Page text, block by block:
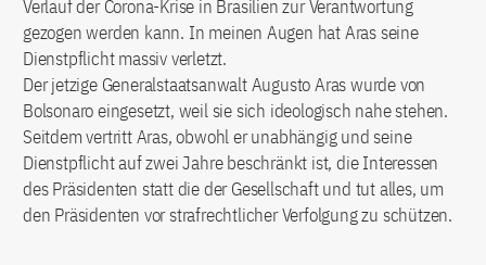
Verlauf der Corona-Krise in Brasilien zur Verantwortung
gezogen werden kann. In meinen Augen hat Aras seine
Dienstpflicht massiv verletzt.
Der jetzige Generalstaatsanwalt Augusto Aras wurde von
Bolsonaro eingesetzt, weil sie sich ideologisch nahe stehen.
Seitdem vertritt Aras, obwohl er unabhängig und seine
Dienstpflicht auf zwei Jahre beschränkt ist, die Interessen
des Präsidenten statt die der Gesellschaft und tut alles, um
den Präsidenten vor strafrechtlicher Verfolgung zu schützen.